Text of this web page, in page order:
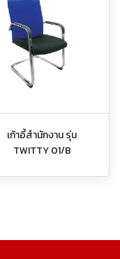
เก้าอี้สำนักงาน รุ่น
TWITTY 01/B